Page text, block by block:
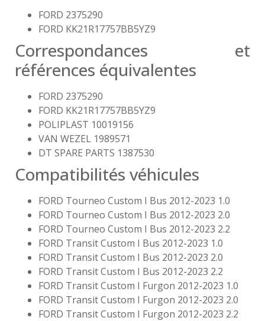
FORD 2375290
FORD KK21R17757BB5YZ9
Correspondances et
références équivalentes
FORD 2375290
FORD KK21R17757BB5YZ9
POLIPLAST 10019156
VAN WEZEL 1989571
DT SPARE PARTS 1387530
Compatibilités véhicules
FORD Tourneo Custom I Bus 2012-2023 1.0
FORD Tourneo Custom I Bus 2012-2023 2.0
FORD Tourneo Custom I Bus 2012-2023 2.2
FORD Transit Custom I Bus 2012-2023 1.0
FORD Transit Custom I Bus 2012-2023 2.0
FORD Transit Custom I Bus 2012-2023 2.2
FORD Transit Custom I Furgon 2012-2023 1.0
FORD Transit Custom I Furgon 2012-2023 2.0
FORD Transit Custom I Furgon 2012-2023 2.2